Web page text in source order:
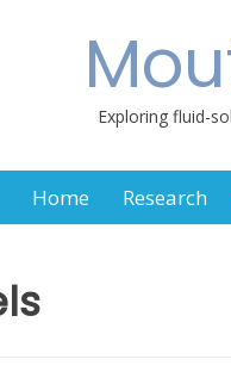
Exploring fluid-
Home Research